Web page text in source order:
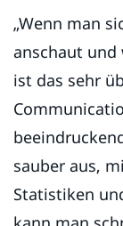
„Wenn man
anschaut und
ist das sehr
sauber aus,
Statistiken